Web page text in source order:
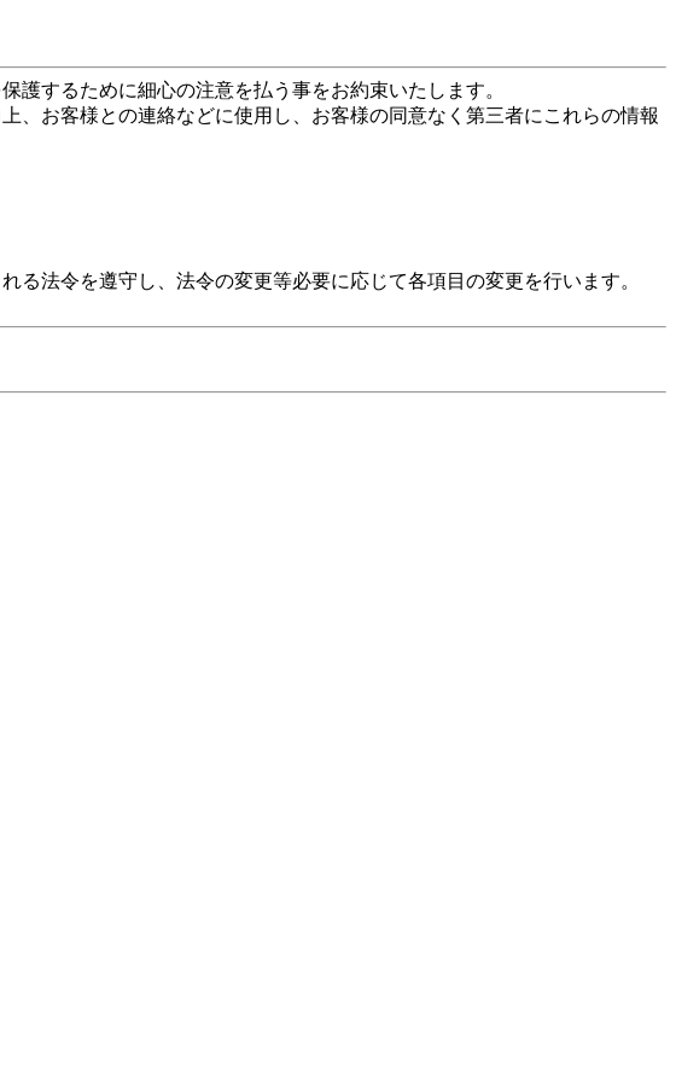
するために細心の注意を払う事をお約束いたします。
、お客様との連絡などに使用し、お客様の同意なく第三者にこれらの情報
法令を遵守し、法令の変更等必要に応じて各項目の変更を行います。